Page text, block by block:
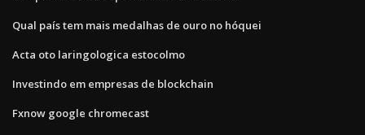
Qual país tem mais medalhas de ouro no hóquei
Acta oto laringologica estocolmo
Investindo em empresas de blockchain
Fxnow google chromecast